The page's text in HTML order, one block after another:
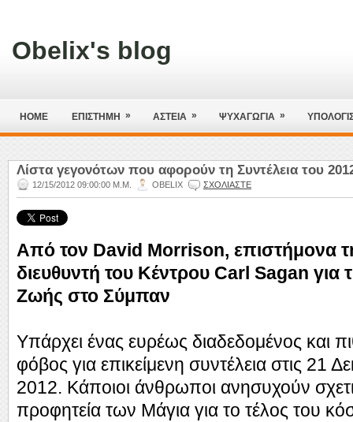
Obelix's blog
HOME ΕΠΙΣΤΗΜΗ » ΑΣΤΕΙΑ » ΨΥΧΑΓΩΓΙΑ »
Λίστα γεγονότων που αφορούν τη Συντέλεια του
12/15/2012 09:00:00 Μ.Μ. OBELIX ΣΧΟΛΙΑΣΤΕ
Από τον David Morrison, επιστήμονα
διευθυντή του Κέντρου Carl Sagan για
Ζωής στο Σύμπαν
Υπάρχει ένας ευρέως διαδεδομένος και
φόβος για επικείμενη συντέλεια στις 21
2012. Κάποιοι άνθρωποι ανησυχούν
προφητεία των Μάγια για το τέλος του